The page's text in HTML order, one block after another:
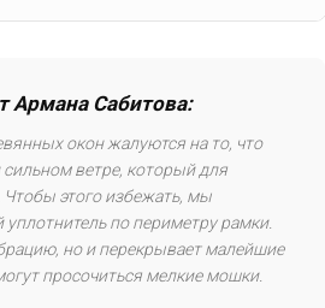
Армана Сабитова:
окон жалуются на то, что
сильном ветре, который для
Чтобы этого избежать, мы
по периметру рамки.
но и перекрывает малейшие
просочиться мелкие мошки.